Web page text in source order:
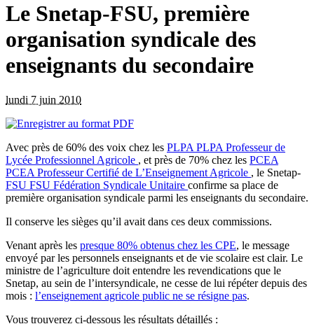
Le Snetap-FSU, première
organisation syndicale des
enseignants du secondaire
lundi 7 juin 2010
Avec près de 60% des voix chez les PLPA PLPA Professeur de
Lycée Professionnel Agricole , et près de 70% chez les PCEA
PCEA Professeur Certifié de L’Enseignement Agricole , le Snetap-
FSU FSU Fédération Syndicale Unitaire confirme sa place de
première organisation syndicale parmi les enseignants du secondaire.
Il conserve les sièges qu’il avait dans ces deux commissions.
Venant après les presque 80% obtenus chez les CPE, le message
envoyé par les personnels enseignants et de vie scolaire est clair. Le
ministre de l’agriculture doit entendre les revendications que le
Snetap, au sein de l’intersyndicale, ne cesse de lui répéter depuis des
mois : l’enseignement agricole public ne se résigne pas.
Vous trouverez ci-dessous les résultats détaillés :